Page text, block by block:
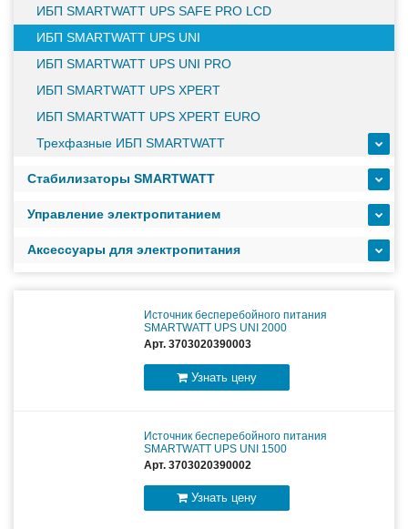
С 3–4 ноября 2025 г. инвентаризация на складе. Отгрузка
товара производиться не будет!
масштабируемым временем автономной работы в
Оборудование связи и решения для электрических
ИБП SMARTWATT UPS SAFE PRO LCD
ИБП SMARTWATT UPS UNI
ИБП SMARTWATT UPS UNI PRO
ИБП SMARTWATT UPS XPERT
ИБП SMARTWATT UPS XPERT EURO
Трехфазные ИБП SMARTWATT
Стабилизаторы SMARTWATT
Управление электропитанием
Аксессуары для электропитания
Источник бесперебойного питания
SMARTWATT UPS UNI 2000
Арт. 3703020390003
Узнать цену
Источник бесперебойного питания
SMARTWATT UPS UNI 1500
Арт. 3703020390002
Узнать цену